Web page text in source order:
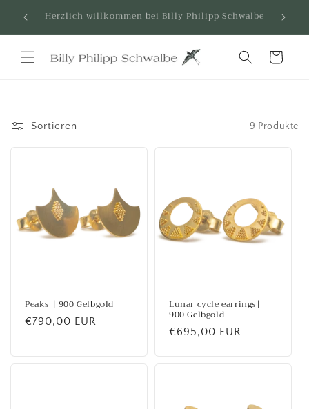
zum
Dein Shop für hochwertigen Schmuck. Für dich
designed und handgefertigt in Hamburg
Warenkorb
Sortieren 9 Produkte
Peaks | 900 Gelbgold
Normaler
€790,00 EUR
Lunar cycle earrings|
900 Gelbgold
Normaler
€695,00 EUR